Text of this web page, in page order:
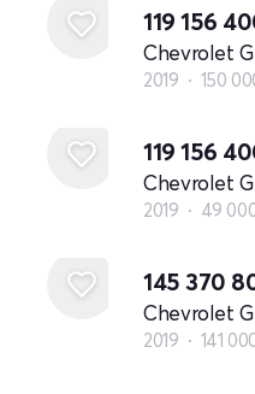
119 156
Chevrolet
2019 150
119 156
Chevrolet
2019 49
145 370
Chevrolet
2019 141